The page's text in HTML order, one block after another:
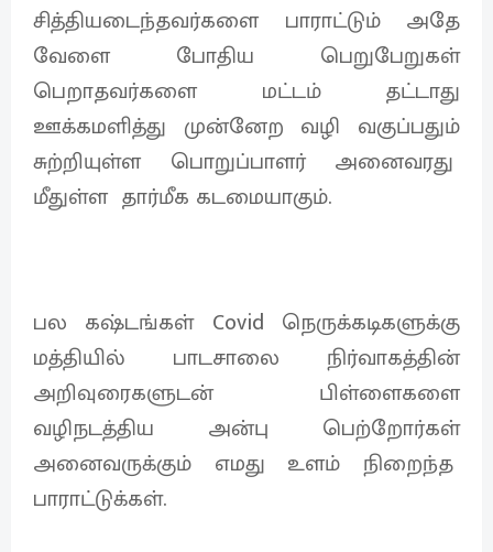
சித்தியடைந்தவர்களை பாராட்டும் அதே
வேளை போதிய பெறுபேறுகள்
பெறாதவர்களை மட்டம் தட்டாது
ஊக்கமளித்து முன்னேற வழி வகுப்பதும்
சுற்றியுள்ள பொறுப்பாளர் அனைவரது
மீதுள்ள தார்மீக கடமையாகும்.
பல கஷ்டங்கள் Covid நெருக்கடிகளுக்கு
மத்தியில் பாடசாலை நிர்வாகத்தின்
அறிவுரைகளுடன் பிள்ளைகளை
வழிநடத்திய அன்பு பெற்றோர்கள்
அனைவருக்கும் எமது உளம் நிறைந்த
பாராட்டுக்கள்.